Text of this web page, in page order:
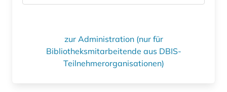
zur Administration (nur für
Bibliotheksmitarbeitende aus DBIS-
Teilnehmerorganisationen)